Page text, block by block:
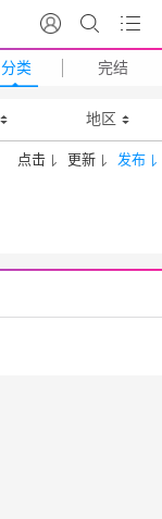
分类 完结
地区
发布
更新
点击